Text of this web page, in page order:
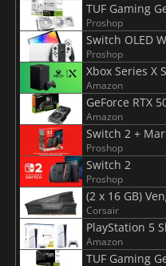
Proshop
Switch OLED
Proshop
Xbox Series X
Amazon
Amazon
Switch 2 +
Proshop
Switch 2
Proshop
Corsair
PlayStation 5
Amazon